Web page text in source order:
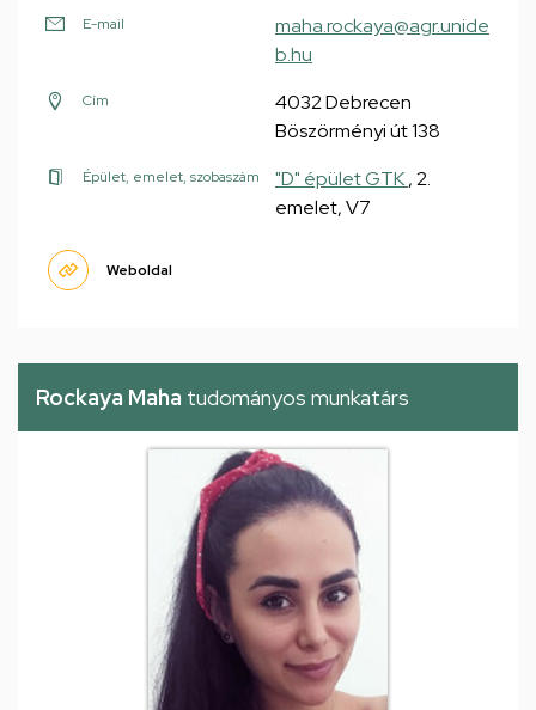
E-mail
maha.rockaya@agr.unide
b.hu
Cím
4032 Debrecen
Böszörményi út 138
Épület, emelet, szobaszám "D" épület GTK, 2.
emelet, V7
Weboldal
Rockaya Maha tudományos munkatárs